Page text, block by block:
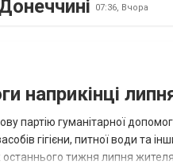
07:36, Вчора
наприкінці
партію гуманітарної
гігієни, питної води та
останнього тижня липня